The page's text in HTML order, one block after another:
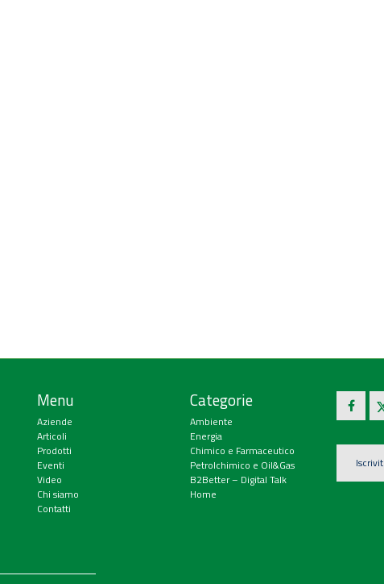
Menu
Aziende
Articoli
Prodotti
Eventi
Video
Chi siamo
Contatti
Categorie
Ambiente
Energia
Chimico e Farmaceutico
Petrolchimico e Oil&Gas
B2Better – Digital Talk
Home